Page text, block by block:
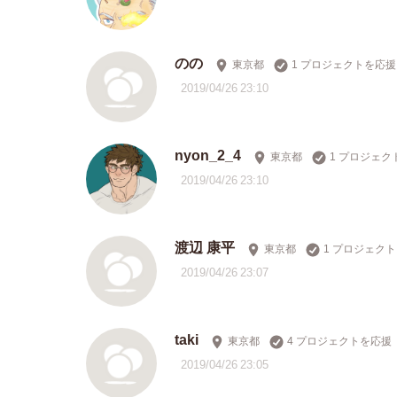
のの 東京都 1 プロジェクトを応援
2019/04/26 23:10
nyon_2_4 東京都 1 プロジェク
2019/04/26 23:10
渡辺 康平 東京都 1 プロジェク
2019/04/26 23:07
taki 東京都 4 プロジェクトを応援
2019/04/26 23:05